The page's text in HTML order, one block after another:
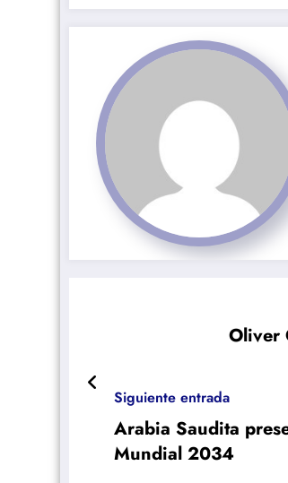
Oliver
Siguiente entrada
Arabia Saudita
Mundial 2034